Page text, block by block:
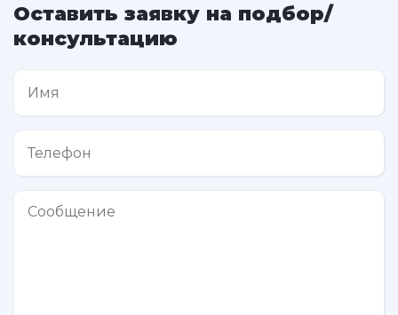
Оставить заявку на подбор/
консультацию